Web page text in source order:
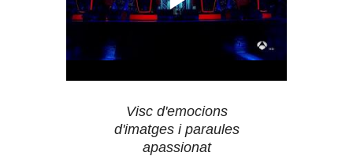
Visc d'emocions
d'imatges i paraules
apassionat